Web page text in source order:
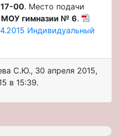
00. Место подачи
МОУ гимназии № 6.
Индивидуальный
С.Ю., 30 апреля 2015,
в 15:39.